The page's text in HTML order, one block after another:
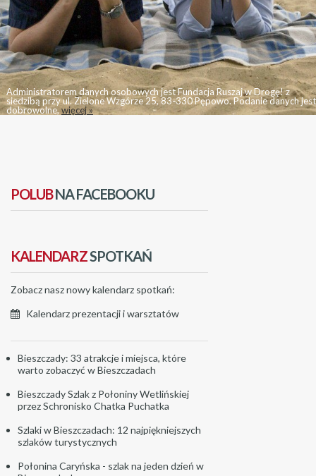
Administratorem danych osobowych jest Fundacja Ruszaj w Drogę! z
siedzibą przy ul. Zielone Wzgórze 25, 83-330 Pępowo. Podanie danych jest
dobrowolne, więcej »
POLUBNA FACEBOOKU
KALENDARZSPOTKAŃ
Zobacz nasz nowy kalendarz spotkań:
Kalendarz prezentacji i warsztatów
Bieszczady: 33 atrakcje i miejsca, które
warto zobaczyć w Bieszczadach
Bieszczady Szlak z Połoniny Wetlińskiej
przez Schronisko Chatka Puchatka
Szlaki w Bieszczadach: 12 najpiękniejszych
szlaków turystycznych
Połonina Caryńska - szlak na jeden dzień w